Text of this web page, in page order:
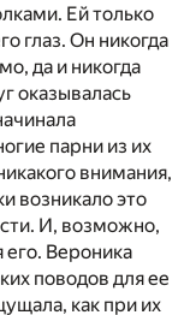
Ей только
глаз. Он никогда
да и никогда
оказывалась
парни из их
внимания,
возникало это
И, возможно,
его. Вероника
поводов для ее
как при их